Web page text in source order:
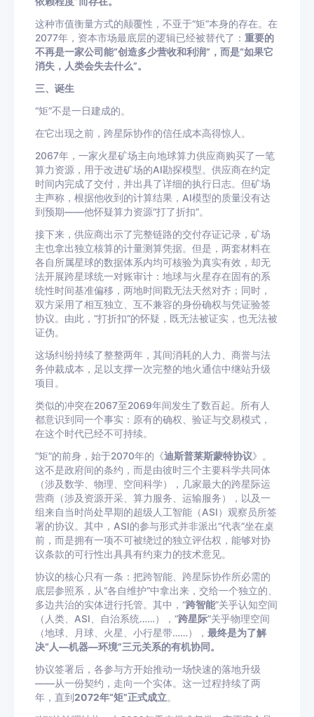
这种市值衡量方式的颠覆性，不亚于“矩”本身的存在。在
2077年，资本市场最底层的逻辑已经被替代了： 重要的
不再是一家公司能“创造多少营收和利润”，而是“如果它
消失，人类会失去什么”。
三、诞生
“矩”不是一日建成的。
在它出现之前，跨星际协作的信任成本高得惊人。
2067年，一家火星矿场主向地球算力供应商购买了一笔
算力资源，用于改进矿场的AI勘探模型。供应商在约定
时间内完成了交付，并出具了详细的执行日志。但矿场
主声称，根据他收到的计算结果，AI模型的质量没有达
到预期——他怀疑算力资源“打了折扣”。
接下来，供应商出示了完整链路的交付存证记录，矿场
主也拿出独立核算的计量测算凭据。但是，两套材料在
各自所属星球的数据体系内均可核验为真实有效，却无
法开展跨星球统一对账审计：地球与火星存在固有的系
统性时间基准偏移，两地时间戳无法天然对齐；同时，
双方采用了相互独立、互不兼容的身份确权与凭证验签
协议。由此，“打折扣”的怀疑，既无法被证实，也无法被
证伪。
这场纠纷持续了整整两年，其间消耗的人力、商誉与法
务仲裁成本，足以支撑一次完整的地火通信中继站升级
项目。
类似的冲突在2067至2069年间发生了数百起。所有人
都意识到同一个事实：原有的确权、验证与交易模式，
在这个时代已经不可持续。
“矩”的前身，始于2070年的《迪斯普莱斯蒙特协议》。
这不是政府间的条约，而是由彼时三个主要科学共同体
（涉及数学、物理、空间科学），几家最大的跨星际运
营商（涉及资源开采、算力服务、运输服务），以及一
组来自当时尚处早期的超级人工智能（ASI）观察员所签
署的协议。其中，ASI的参与形式并非派出“代表”坐在桌
前，而是拥有一项不可被绕过的独立评估权，能够对协
议条款的可行性出具具有约束力的技术意见。
协议的核心只有一条：把跨智能、跨星际协作所必需的
底层参照系，从“各自维护”中拿出来，交给一个独立的、
多边共治的实体进行托管。其中，“跨智能”关乎认知空间
（人类、ASI、自治系统……），“跨星际”关乎物理空间
（地球、月球、火星、小行星带……）， 最终是为了解
决“人—机器—环境”三元关系的有机协同。
协议签署后，各参与方开始推动一场快速的落地升级
——从一份契约，走向一个实体。这一过程持续了两
年，直到 2072年“矩”正式成立。